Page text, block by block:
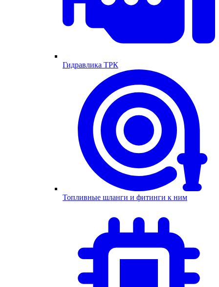
Гидравлика ТРК
Топливные шланги и фитинги к ним